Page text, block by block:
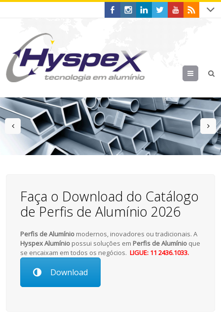
Menu
prev
Faça o Download do Catálogo
de Perfis de Alumínio 2026
Perfis de Alumínio modernos, inovadores ou tradicionais. A
Hyspex Alumínio possui soluções em Perfis de Alumínio que
se encaixam em todos os negócios.LIGUE: 11 2436.1033.
Download